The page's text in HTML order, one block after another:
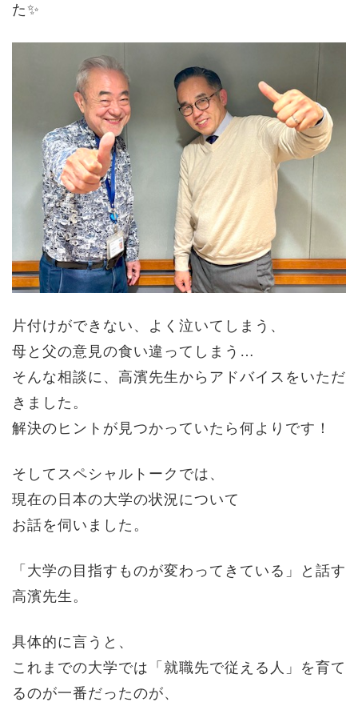
た✨
片付けができない、よく泣いてしまう、
母と父の意見の食い違ってしまう…
そんな相談に、高濱先生からアドバイスをいただ
きました。
解決のヒントが見つかっていたら何よりです！
そしてスペシャルトークでは、
現在の日本の大学の状況について
お話を伺いました。
「大学の目指すものが変わってきている」と話す
高濱先生。
具体的に言うと、
これまでの大学では「就職先で従える人」を育て
るのが一番だったのが、